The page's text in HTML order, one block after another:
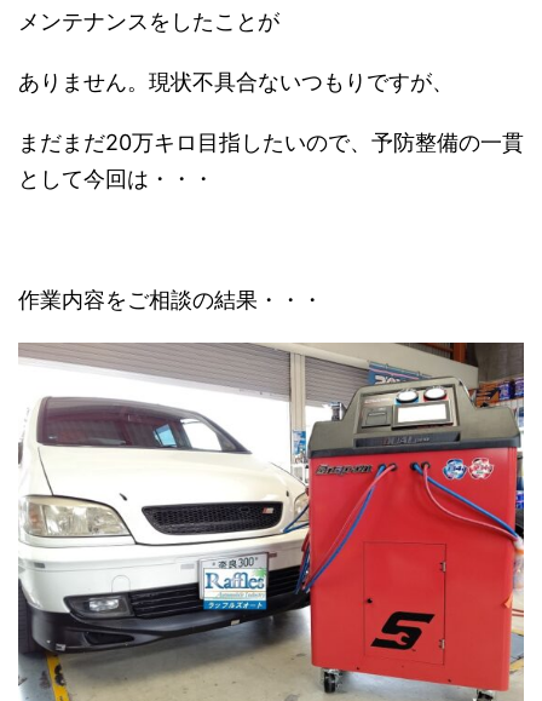
メンテナンスをしたことが
ありません。現状不具合ないつもりですが、
まだまだ20万キロ目指したいので、予防整備の一貫
として今回は・・・
作業内容をご相談の結果・・・